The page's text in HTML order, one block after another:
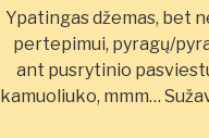
Ypatingas džemas, bet
pertepimui, pyragų/
ant pusrytinio
kamuoliuko, mmm…